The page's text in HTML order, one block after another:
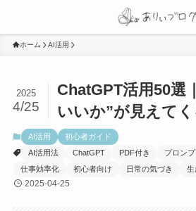
ホーム AI活用
ChatGPT活用50選
いいか”が見えてく
2025
4/25
AI活用
初心者ガイド
AI活用法
ChatGPT PDF付き プロン
仕事効率化
初心者向け 日常の気づき 生
2025-04-25